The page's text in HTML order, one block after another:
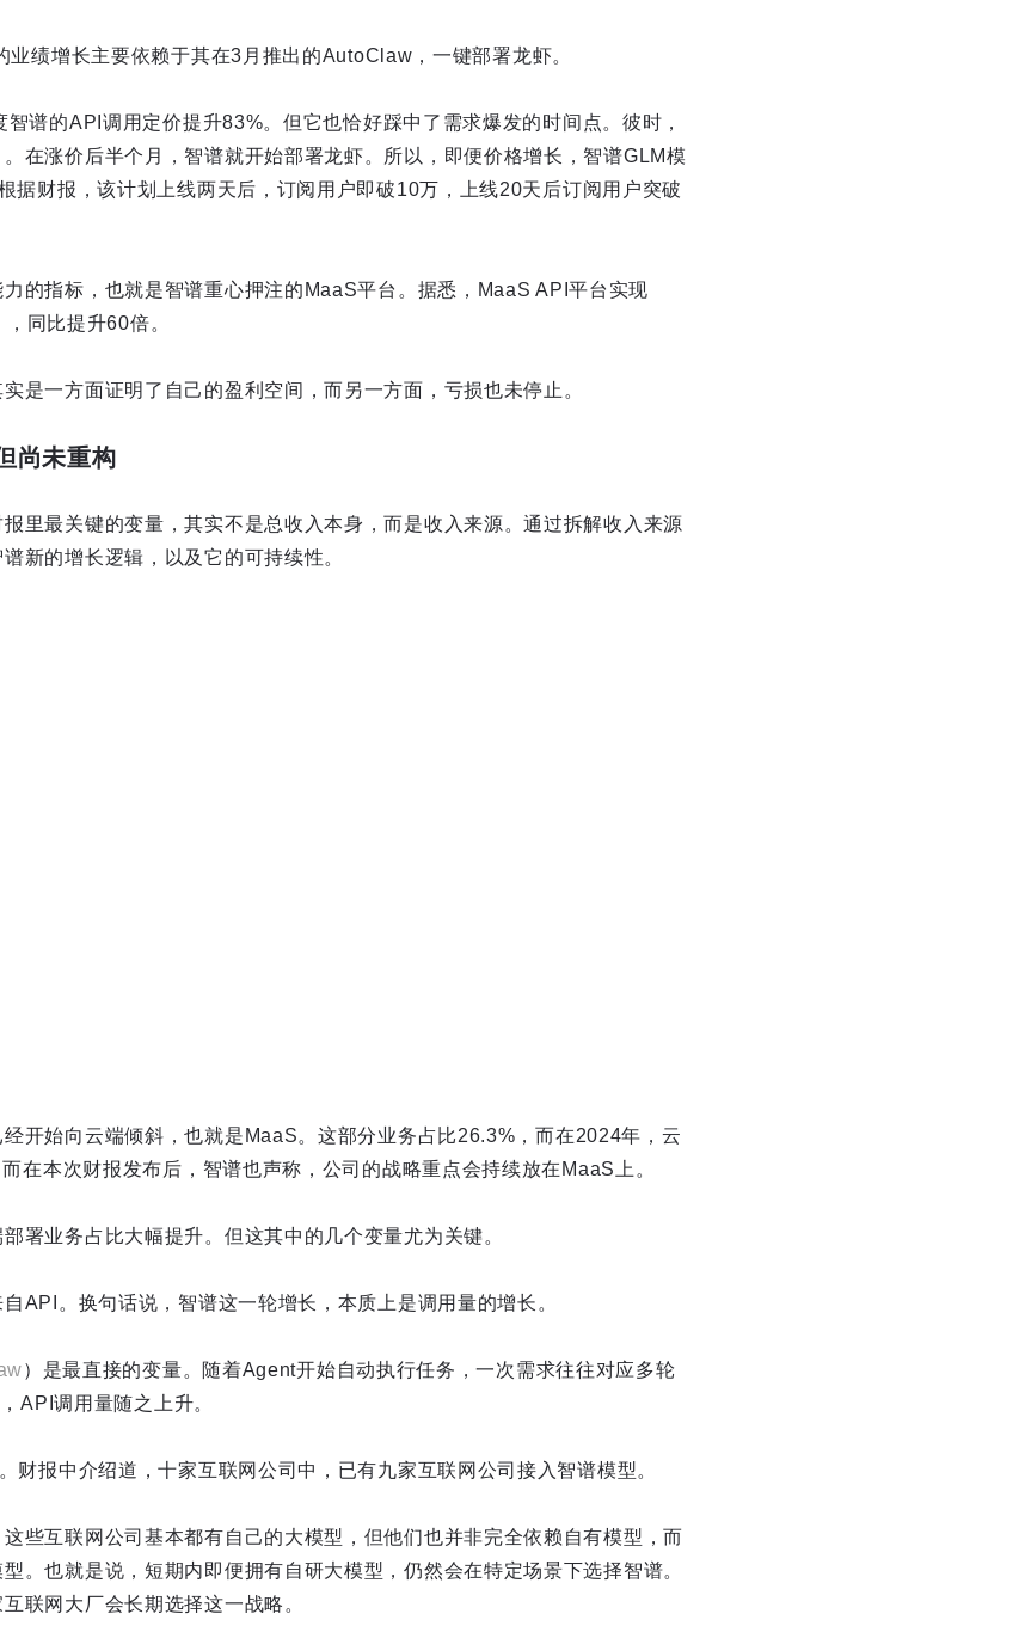
业绩增长主要依赖于其在3月推出的AutoClaw，一键部署龙虾。
谱的API调用定价提升83%。但它也恰好踩中了需求爆发的时间点。彼时，
在涨价后半个月，智谱就开始部署龙虾。所以，即便价格增长，智谱GLM模
据财报，该计划上线两天后，订阅用户即破10万，上线20天后订阅用户突破
的指标，也就是智谱重心押注的MaaS平台。据悉，MaaS API平台实现
，同比提升60倍。
是一方面证明了自己的盈利空间，而另一方面，亏损也未停止。
尚未重构
里最关键的变量，其实不是总收入本身，而是收入来源。通过拆解收入来源
新的增长逻辑，以及它的可持续性。
开始向云端倾斜，也就是MaaS。这部分业务占比26.3%，而在2024年，云
在本次财报发布后，智谱也声称，公司的战略重点会持续放在MaaS上。
署业务占比大幅提升。但这其中的几个变量尤为关键。
API。换句话说，智谱这一轮增长，本质上是调用量的增长。
）是最直接的变量。随着Agent开始自动执行任务，一次需求往往对应多轮
API调用量随之上升。
财报中介绍道，十家互联网公司中，已有九家互联网公司接入智谱模型。
些互联网公司基本都有自己的大模型，但他们也并非完全依赖自有模型，而
。也就是说，短期内即便拥有自研大模型，仍然会在特定场景下选择智谱。
联网大厂会长期选择这一战略。